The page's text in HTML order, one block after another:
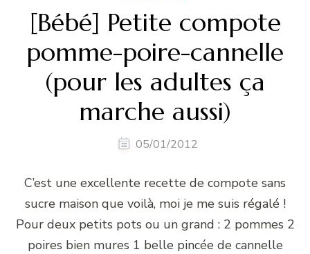
[Bébé] Petite compote
pomme-poire-cannelle
(pour les adultes ça
marche aussi)
05/01/2012
C’est une excellente recette de compote sans
sucre maison que voilà, moi je me suis régalé !
Pour deux petits pots ou un grand : 2 pommes 2
poires bien mures 1 belle pincée de cannelle